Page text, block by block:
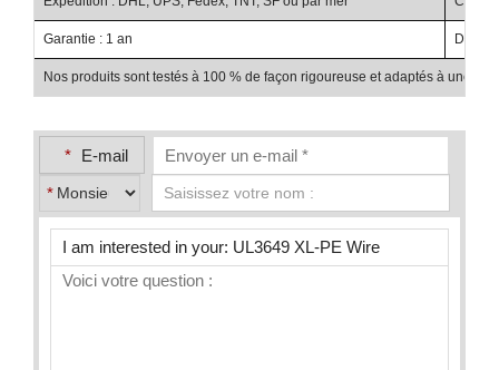
Garantie : 1 an
Nos produits sont testés à 100 % de façon rigoureuse et adaptés à une
* E-mail
*